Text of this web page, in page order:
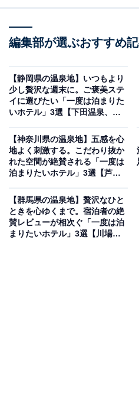
より）
福岡県北九州市、門司港レト
る「プレミアホテル門司港」
ロッシが手掛けたデザイナー
にした洗練された建築美が魅
ンレストラン「ポルトーネ」
編集部が選ぶおすすめ
【静岡県の温泉地】いつもより
少し贅沢な週末に。ご褒美ステ
イに選びたい「一度は泊まりた
いホテル」3選【下田温泉、熱
【神奈川県の温泉地】五感を心
地よく刺激する。こだわり抜か
れた空間が絶賛される「一度は
泊まりたいホテル」3選【芦ノ
泉】
【群馬県の温泉地】贅沢なひと
ときを心ゆくまで。宿泊者の絶
賛レビューが相次ぐ「一度は泊
まりたいホテル」3選【川場温